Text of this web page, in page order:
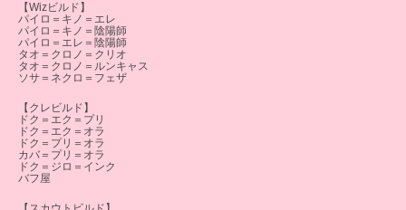
【Wizビルド】
パイロ＝キノ＝エレ
パイロ＝キノ＝陰陽師
パイロ＝エレ＝陰陽師
タオ＝クロノ＝クリオ
タオ＝クロノ＝ルンキャス
ソサ＝ネクロ＝フェザ
【クレビルド】
ドク＝エク＝プリ
ドク＝エク＝オラ
ドク＝プリ＝オラ
カバ＝プリ＝オラ
ドク＝ジロ＝インク
バフ屋